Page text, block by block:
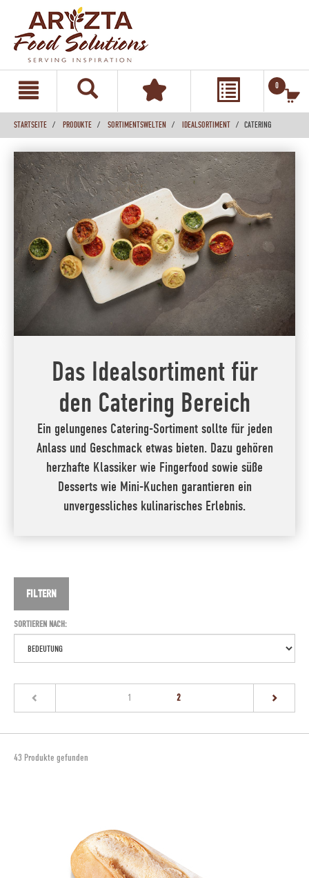
0
STARTSEITE PRODUKTE SORTIMENTSWELTEN IDEALSORTIMENT CATERING
Das Idealsortiment für
den Catering Bereich
Ein gelungenes Catering-Sortiment sollte für jeden
Anlass und Geschmack etwas bieten. Dazu gehören
herzhafte Klassiker wie Fingerfood sowie süße
Desserts wie Mini-Kuchen garantieren ein
unvergessliches kulinarisches Erlebnis.
FILTERN
SORTIEREN NACH:
1 2
43 Produkte gefunden